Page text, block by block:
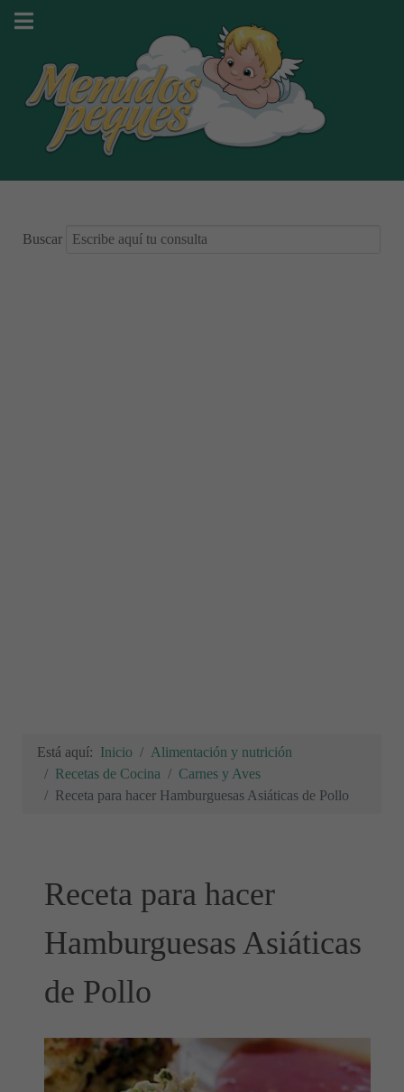
Buscar
Está aquí: Inicio
Alimentación y nutrición
Recetas de Cocina
Carnes y Aves
Receta para hacer Hamburguesas Asiáticas de Pollo
Receta para hacer
Hamburguesas Asiáticas
de Pollo